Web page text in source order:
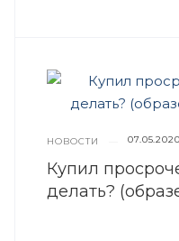
НОВОСТИ 07.05.2020
Купил
делать?